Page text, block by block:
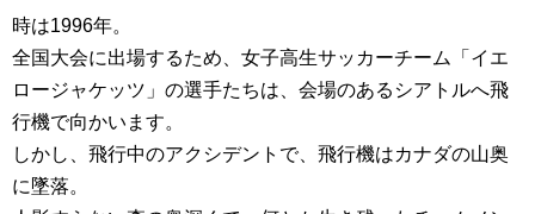
時は1996年。
全国大会に出場するため、女子高生サッカーチーム「イエ
ロージャケッツ」の選手たちは、会場のあるシアトルへ飛
行機で向かいます。
しかし、飛行中のアクシデントで、飛行機はカナダの山奥
に墜落。